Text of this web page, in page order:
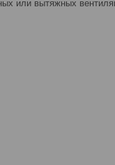
или вытяжных